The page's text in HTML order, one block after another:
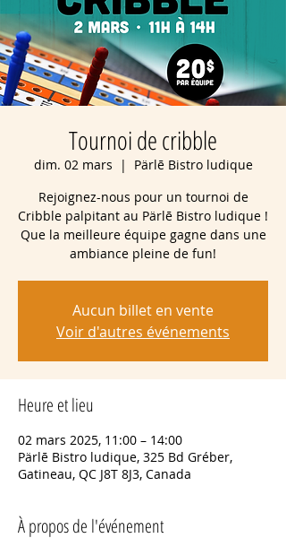
Tournoi de cribble
dim. 02 mars
  |
Pärlē Bistro ludique
Rejoignez-nous pour un tournoi de
Cribble palpitant au Pärlē Bistro ludique !
Que la meilleure équipe gagne dans une
ambiance pleine de fun!
Aucun billet en vente
Voir d'autres événements
Heure et lieu
02 mars 2025, 11:00 – 14:00
Pärlē Bistro ludique, 325 Bd Gréber,
Gatineau, QC J8T 8J3, Canada
À propos de l'événement